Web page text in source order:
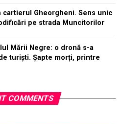
Gheorgheni. Sens unic
pe strada Muncitorilor
Mării Negre: o dronă s-a
turiști. Șapte morți, printre
COMMENTS